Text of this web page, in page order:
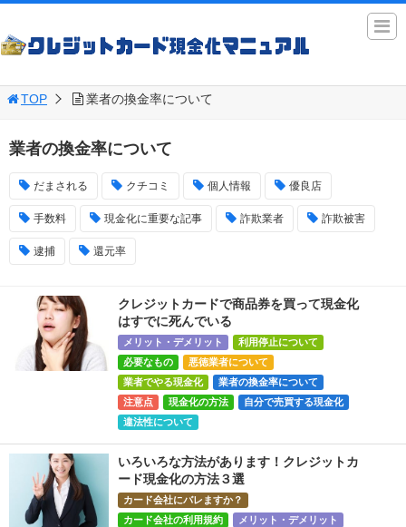
TOP 業者の換金率について
業者の換金率について
だまされる クチコミ 個人情報 優良店
手数料 現金化に重要な記事 詐欺業者 詐欺被害
逮捕 還元率
クレジットカードで商品券を買って現金化
はすでに死んでいる
メリット・デメリット
利用停止について
必要なもの
悪徳業者について
業者でやる現金化
業者の換金率について
注意点
現金化の方法
自分で売買する現金化
違法性について
いろいろな方法があります！クレジットカ
ード現金化の方法３選
カード会社にバレますか？
カード会社の利用規約
メリット・デメリット